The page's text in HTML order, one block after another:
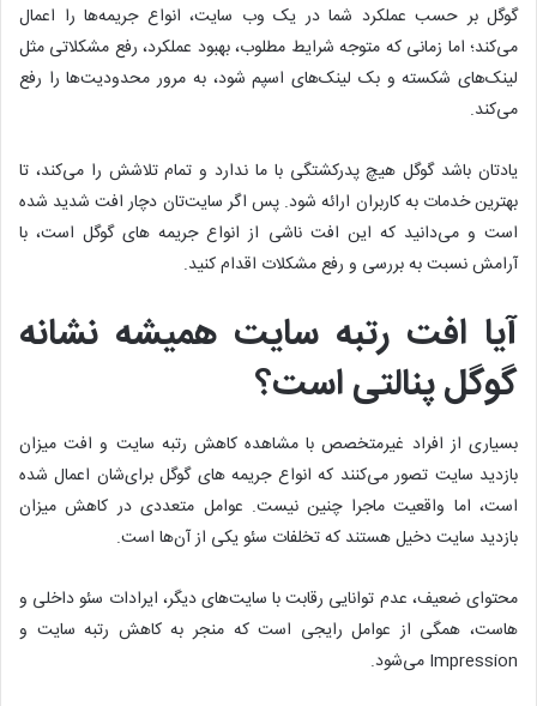
گوگل بر حسب عملکرد شما در یک وب سایت، انواع جریمه‌ها را اعمال
می‌کند؛ اما زمانی که متوجه شرایط مطلوب، بهبود عملکرد، رفع مشکلاتی مثل
لینک‌های شکسته و بک لینک‌های اسپم شود، به مرور محدودیت‌ها را رفع
می‌کند.
یادتان باشد گوگل هیچ پدرکشتگی با ما ندارد و تمام تلاشش را می‌کند، تا
بهترین خدمات به کاربران ارائه شود. پس اگر سایت‌تان دچار افت شدید شده
است و می‌دانید که این افت ناشی از انواع جریمه های گوگل است، با
آرامش نسبت به بررسی و رفع مشکلات اقدام کنید.
آیا افت رتبه سایت همیشه نشانه
گوگل پنالتی است؟
بسیاری از افراد غیرمتخصص با مشاهده کاهش رتبه سایت و افت میزان
بازدید سایت تصور می‌کنند که انواع جریمه های گوگل برای‌شان اعمال شده
است، اما واقعیت ماجرا چنین نیست. عوامل متعددی در کاهش میزان
بازدید سایت دخیل هستند که تخلفات سئو یکی از آن‌ها است.
محتوای ضعیف، عدم توانایی رقابت با سایت‌های دیگر، ایرادات سئو داخلی و
هاست، همگی از عوامل رایجی است که منجر به کاهش رتبه سایت و
Impression می‌شود.